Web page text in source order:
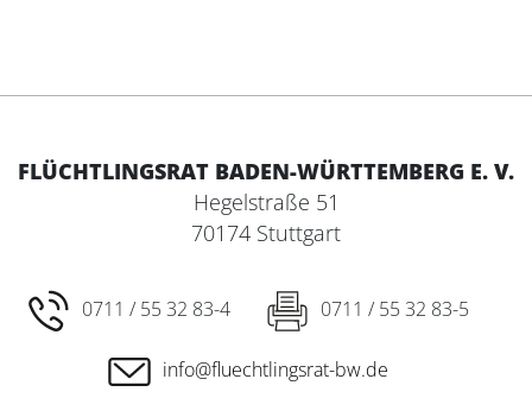
FLÜCHTLINGSRAT BADEN-WÜRTTEMBERG E. V.
Hegelstraße 51
70174 Stuttgart
0711 / 55 32 83-4 0711 / 55 32 83-5
info@fluechtlingsrat-bw.de